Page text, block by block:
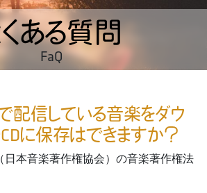
ある質問
FaQ
配信している音楽をダウ
CDに保存はできますか？
日本音楽著作権協会）の音楽著作権法